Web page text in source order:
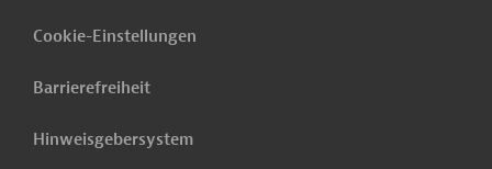
Cookie-Einstellungen
Barrierefreiheit
Hinweisgebersystem